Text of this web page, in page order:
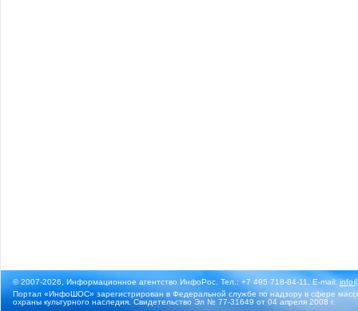
© 2007-2026, Информационное агентство ИнфоРос. Тел.: +7 495 718-84-11, E-mail:
Портал «ИнфоШОС» зарегистрирован в Федеральной службе по надзору в сфере
охраны культурного наследия. Свидетельство Эл № 77-31649 от 04 апреля 2008 г.